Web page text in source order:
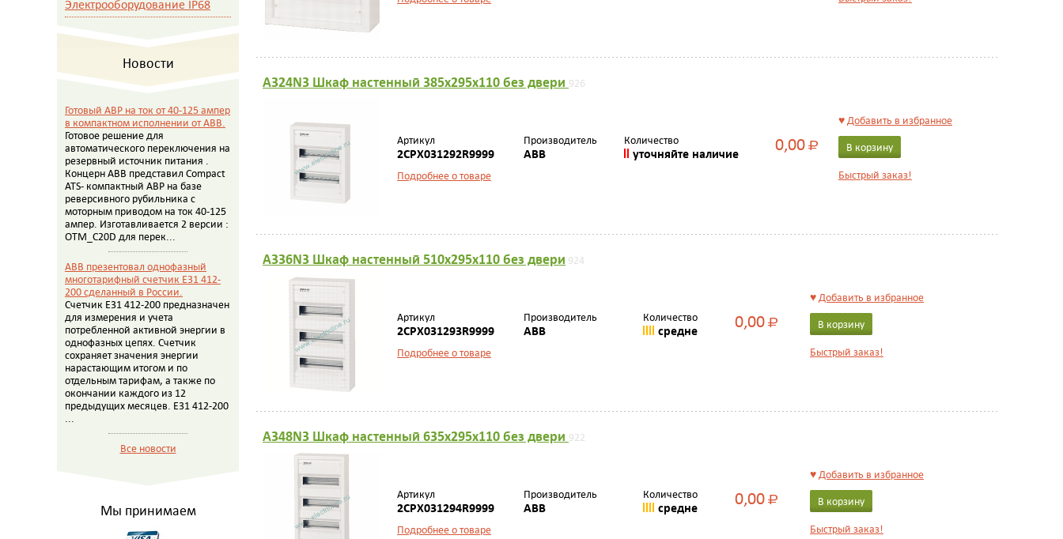
Электрооборудование IP68
Новости
Готовый АВР на ток от 40-125 ампер
в компактном исполнении от АВВ.
Готовое решение для
автоматического переключения на
резервный источник питания .
Концерн АВВ представил Compact
ATS- компактный АВР на базе
реверсивного рубильника с
моторным приводом на ток 40-125
ампер. Изготавливается 2 версии :
OTM_C20D для перек...
ABB презентовал однофазный
многотарифный счетчик E31 412-
200 сделанный в России.
Счетчик E31 412-200 предназначен
для измерения и учета
потребленной активной энергии в
однофазных цепях. Счетчик
сохраняет значения энергии
нарастающим итогом и по
отдельным тарифам, а также по
окончании каждого из 12
предыдущих месяцев. E31 412-200
...
Все новости
Мы принимаем
A324N3 Шкаф настенный 385х295х110 без двери 926
Артикул
2CPX031292R9999
Подробнее о товаре
Производитель
ABB
Количество
уточняйте наличие 0,00Р
♥Добавить в избранное
В корзину
Быстрый заказ!
A336N3 Шкаф настенный 510х295х110 без двери 924
Артикул
2CPX031293R9999
Подробнее о товаре
Производитель
ABB
Количество
средне 0,00Р
♥Добавить в избранное
В корзину
Быстрый заказ!
A348N3 Шкаф настенный 635х295х110 без двери 922
Артикул
2CPX031294R9999
Подробнее о товаре
Производитель
ABB
Количество
средне 0,00Р
♥Добавить в избранное
В корзину
Быстрый заказ!